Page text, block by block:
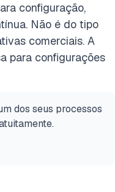
configuração,
Não é do tipo
comerciais. A
para configurações
dos seus processos